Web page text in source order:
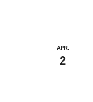
APR.
2